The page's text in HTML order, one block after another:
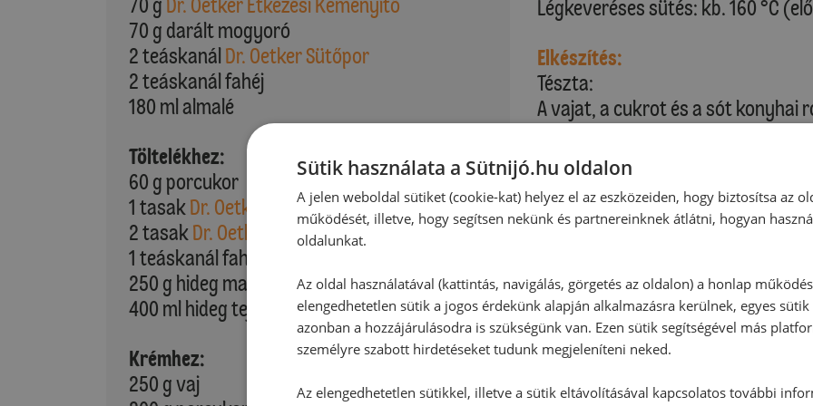
70 g darált mogyoró
2 teáskanálDr. Oetker Sütőpor
2 teáskanál fahéj
180 ml almalé
Töltelékhez:
60 g porcukor
1 tasakDr. Oetker Vanillincukor
2 tasakDr. Oetker Habfixáló
1 teáskanál fahéj
250 g hideg mascarpone
400 ml hideg tejszín
Krémhez:
250 g vaj
Légkeveréses sütés: kb. 160 °C
Elkészítés:
Tészta:
A vajat, a cukrot és a sót konyhai
keverjük. Fokozatosan
összekeverjük a lisztet, a
fahéjat. A lisztes keveréket és az
felváltva fokozatosan a vajas
nem kapunk, majd
elosztva betesszük a
rácsra tesszük és megsütjük.
Sütési idő: kb. 55-60 perc
Kérjük, vegye figyelembe saját
Sütik használata a Sütnijó.hu oldalon
A jelen weboldal sütiket (cookie-kat) helyez el az eszközeiden, hogy biztosítsa az
működését, illetve, hogy segítsen nekünk és partnereinknek átlátni, hogyan
oldalunkat.
Az oldal használatával (kattintás, navigálás, görgetés az oldalon) a honlap
elengedhetetlen sütik a jogos érdekünk alapján alkalmazásra kerülnek, egyes
azonban a hozzájárulásodra is szükségünk van. Ezen sütik segítségével más
személyre szabott hirdetéseket tudunk megjeleníteni neked.
Az elengedhetetlen sütikkel, illetve a sütik eltávolításával kapcsolatos további